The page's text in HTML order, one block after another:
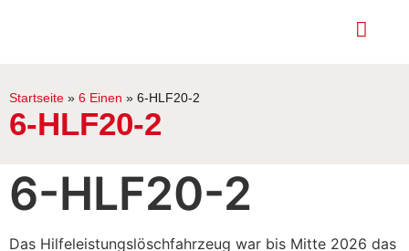
Startseite » 6 Einen » 6-HLF20-2
6-HLF20-2
6-HLF20-2
Das Hilfeleistungslöschfahrzeug war bis Mitte 2026 das